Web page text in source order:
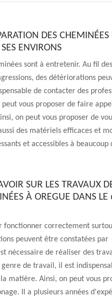
DES
ENVIRONS
sont à entretenir. Au fil
des détériorations
de contacter des
vous proposer de faire
on peut vous proposer de
des matériels efficaces et
et accessibles à beaucoup
SUR LES TRAVAUX
À OREGUE DANS
fonctionner correctement
peuvent être constatées par
nécessaire de réaliser des
de travail, il est
matière. Ainsi, on peut vous
Il a plusieurs années